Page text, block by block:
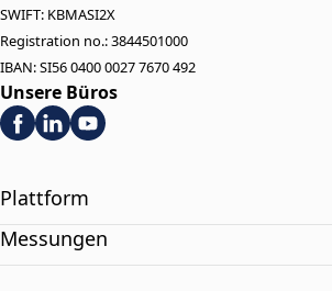
SWIFT: KBMASI2X
Registration no.: 3844501000
IBAN: SI56 0400 0027 7670 492
Unsere Büros
Plattform
Messungen